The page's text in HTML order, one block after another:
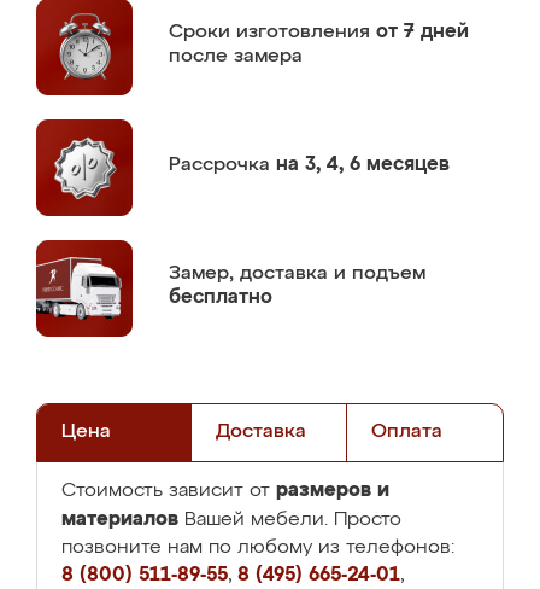
Сроки изготовления от 7 дней
после замера
Рассрочка на 3, 4, 6 месяцев
Замер, доставка и подъем
бесплатно
Цена Доставка Оплата
Стоимость зависит от размеров и
материалов Вашей мебели. Просто
позвоните нам по любому из телефонов:
8 (800) 511-89-55, 8 (495) 665-24-01,